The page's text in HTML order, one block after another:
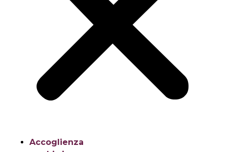
Accoglienza